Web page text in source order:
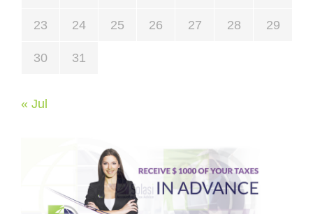
23 24 25 26 27 28 29
30 31
« Jul